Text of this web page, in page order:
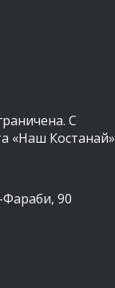
С
«Наш Костанай»
Фараби, 90